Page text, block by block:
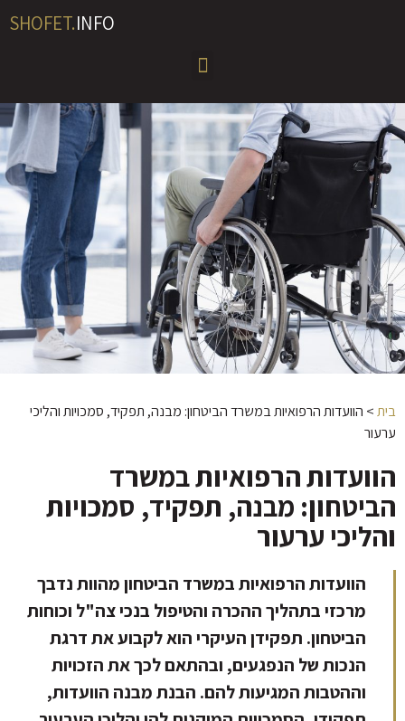
SHOFET.INFO
בית> הוועדות הרפואיות במשרד הביטחון: מבנה, תפקיד, סמכויות והליכי
ערעור
הוועדות הרפואיות במשרד
הביטחון: מבנה, תפקיד, סמכויות
והליכי ערעור
הוועדות הרפואיות במשרד הביטחון מהוות נדבך
מרכזי בתהליך ההכרה והטיפול בנכי צה"ל וכוחות
הביטחון. תפקידן העיקרי הוא לקבוע את דרגת
הנכות של הנפגעים, ובהתאם לכך את הזכויות
וההטבות המגיעות להם. הבנת מבנה הוועדות,